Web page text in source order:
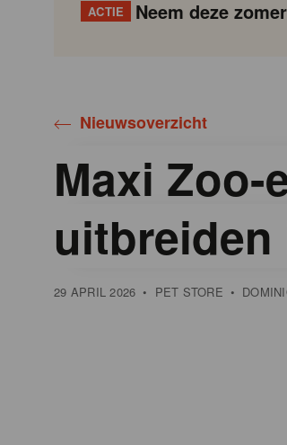
ACTIE Neem deze
Nieuwsoverzicht
Maxi
29 APRIL 2026 • PET STORE •